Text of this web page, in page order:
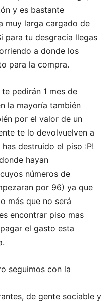
y es bastante
muy larga cargado de
para tu desgracia llegas
a donde los
para la compra.
pedirán 1 mes de
la mayoría también
por el valor de un
te lo devolvuelven a
destruido el piso :P!
hayan
números de
por 96) ya que
más que no será
encontrar piso mas
el gasto esta
seguimos con la
de gente sociable y